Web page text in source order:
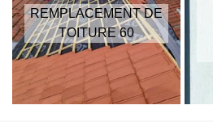
REMPLACEMENT DE
TOITURE 60